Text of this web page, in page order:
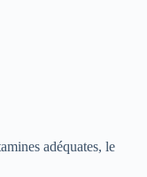
adéquates, le